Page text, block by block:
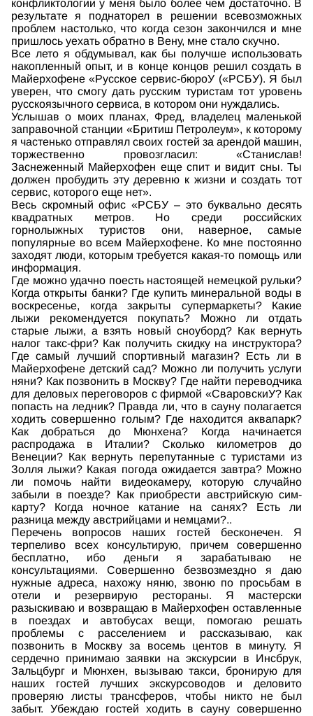
конфликтологии у меня было более чем достаточно. В
результате я поднаторел в решении всевозможных
проблем настолько, что когда сезон закончился и мне
пришлось уехать обратно в Вену, мне стало скучно.
Все лето я обдумывал, как бы получше использовать
накопленный опыт, и в конце концов решил создать в
Майерхофене «Русское сервис-бюроУ («РСБУ). Я был
уверен, что смогу дать русским туристам тот уровень
русскоязычного сервиса, в котором они нуждались.
Услышав о моих планах, Фред, владелец маленькой
заправочной станции «Бритиш Петролеум», к которому
я частенько отправлял своих гостей за арендой машин,
торжественно провозгласил: «Станислав!
Заснеженный Майерхофен еще спит и видит сны. Ты
должен пробудить эту деревню к жизни и создать тот
сервис, которого еще нет».
Весь скромный офис «РСБУ – это буквально десять
квадратных метров. Но среди российских
горнолыжных туристов они, наверное, самые
популярные во всем Майерхофене. Ко мне постоянно
заходят люди, которым требуется какая-то помощь или
информация.
Где можно удачно поесть настоящей немецкой рульки?
Когда открыты банки? Где купить минеральной воды в
воскресенье, когда закрыты супермаркеты? Какие
лыжи рекомендуется покупать? Можно ли отдать
старые лыжи, а взять новый сноуборд? Как вернуть
налог такс-фри? Как получить скидку на инструктора?
Где самый лучший спортивный магазин? Есть ли в
Майерхофене детский сад? Можно ли получить услуги
няни? Как позвонить в Москву? Где найти переводчика
для деловых переговоров с фирмой «СваровскиУ? Как
попасть на ледник? Правда ли, что в сауну полагается
ходить совершенно голым? Где находится аквапарк?
Как добраться до Мюнхена? Когда начинается
распродажа в Италии? Сколько километров до
Венеции? Как вернуть перепутанные с туристами из
Золля лыжи? Какая погода ожидается завтра? Можно
ли помочь найти видеокамеру, которую случайно
забыли в поезде? Как приобрести австрийскую сим-
карту? Когда ночное катание на санях? Есть ли
разница между австрийцами и немцами?..
Перечень вопросов наших гостей бесконечен. Я
терпеливо всех консультирую, причем совершенно
бесплатно, ибо деньги я зарабатываю не
консультациями. Совершенно безвозмездно я даю
нужные адреса, нахожу няню, звоню по просьбам в
отели и резервирую рестораны. Я мастерски
разыскиваю и возвращаю в Майерхофен оставленные
в поездах и автобусах вещи, помогаю решать
проблемы с расселением и рассказываю, как
позвонить в Москву за восемь центов в минуту. Я
сердечно принимаю заявки на экскурсии в Инсбрук,
Зальцбург и Мюнхен, вызываю такси, бронирую для
наших гостей лучших экскурсоводов и деловито
проверяю листы трансферов, чтобы никто не был
забыт. Убеждаю гостей ходить в сауну совершенно